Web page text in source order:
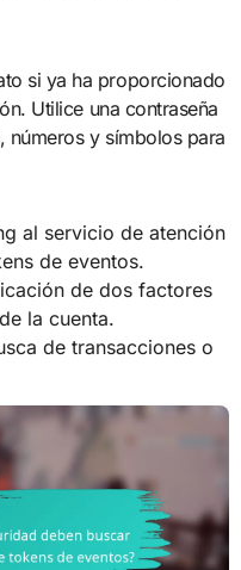
si ya ha proporcionado
Utilice una contraseña
números y símbolos para
al servicio de atención
de eventos.
de dos factores
la cuenta.
de transacciones o